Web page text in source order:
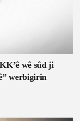
wê sûd ji
werbigirin